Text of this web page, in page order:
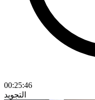
00:25:46
التجويد